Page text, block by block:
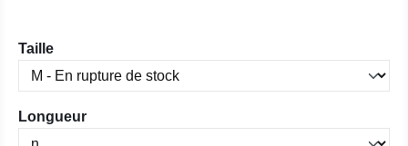
Sélectionnez
Taille
Sélectionnez
Longueur